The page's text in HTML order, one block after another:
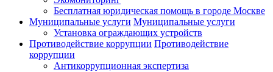
Бесплатная юридическая помощь в городе Москве
Муниципальные услуги Муниципальные услуги
Установка ограждающих устройств
Противодействие коррупции Противодействие
коррупции
Антикоррупционная экспертиза